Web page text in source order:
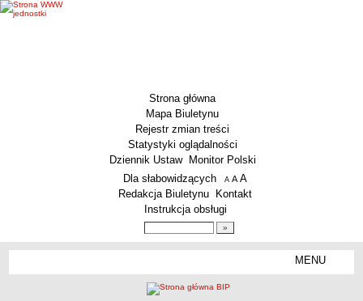
Strona główna
Mapa Biuletynu
Rejestr zmian treści
Statystyki oglądalności
Dziennik Ustaw
Monitor Polski
Menu dodatkowe
Dla słabowidzących A pomniejsz czcionkę
A standardowy rozmiar czcionki
A
Redakcja Biuletynu
Kontakt
Instrukcja obsługi
MENU